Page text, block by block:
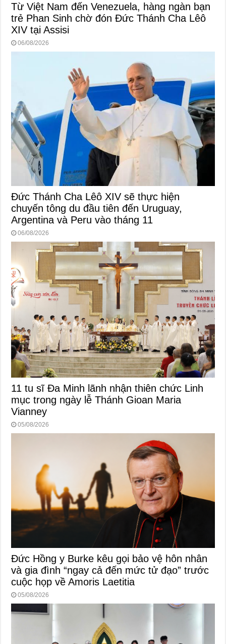
Từ Việt Nam đến Venezuela, hàng ngàn bạn
trẻ Phan Sinh chờ đón Đức Thánh Cha Lêô
XIV tại Assisi
06/08/2026
Đức Thánh Cha Lêô XIV sẽ thực hiện
chuyến tông du đầu tiên đến Uruguay,
Argentina và Peru vào tháng 11
06/08/2026
11 tu sĩ Đa Minh lãnh nhận thiên chức Linh
mục trong ngày lễ Thánh Gioan Maria
Vianney
05/08/2026
Đức Hồng y Burke kêu gọi bảo vệ hôn nhân
và gia đình “ngay cả đến mức tử đạo” trước
cuộc họp về Amoris Laetitia
05/08/2026